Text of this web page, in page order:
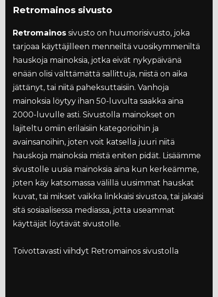
Retromainos sivusto
Retromainos sivusto on huumorisivusto, joka
tarjoaa käyttäjilleen menneiltä vuosikymmeniltä
hauskoja mainoksia, jotka eivät nykypäivänä
enään olisi välttämättä sallittuja, niistä on aika
jättänyt, tai niitä paheksuttaisiin. Vanhoja
mainoksia löytyy ihan 50-luvulta saakka aina
2000-luvulle asti. Sivustolla mainokset on
lajiteltu omiin erilaisiin kategorioihin ja
avainsanoihin, joten voit katsella juuri niitä
hauskoja mainoksia mistä eniten pidät. Lisäämme
sivustolle uusia mainoksia aina kun kerkeämme,
joten käy katsomassa välillä uusimmat hauskat
kuvat, tai mikset vaikka linkkaisi sivustoa, tai jakaisi
sitä sosiaalisessa mediassa, jotta useammat
käyttäjät löytävät sivustolle.
Toivottavasti viihdyt Retromainos sivustolla